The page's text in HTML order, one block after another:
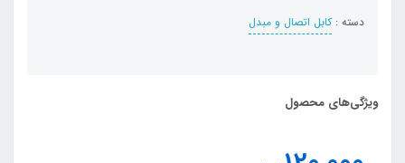
دسته :کابل اتصال و مبدل
ویژگی‌های محصول